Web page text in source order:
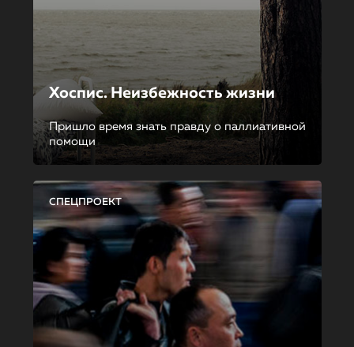
Хоспис. Неизбежность жизни
Пришло время знать правду о паллиативной
помощи
СПЕЦПРОЕКТ